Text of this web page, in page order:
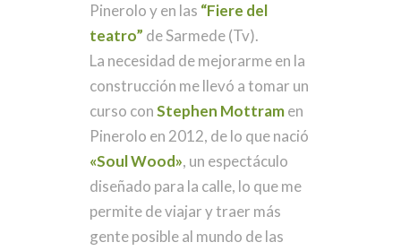
Pinerolo y en las “Fiere del
teatro” de Sarmede (Tv).
La necesidad de mejorarme en la
construcción me llevó a tomar un
curso conStephen Mottramen
Pinerolo en 2012, de lo que nació
«Soul Wood», un espectáculo
diseñado para la calle, lo que me
permite de viajar y traer más
gente posible al mundo de las